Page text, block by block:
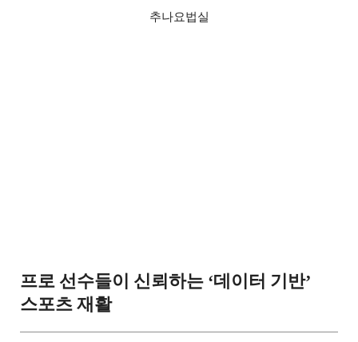
추나요법실
프로 선수들이 신뢰하는 ‘데이터 기반’
스포츠 재활